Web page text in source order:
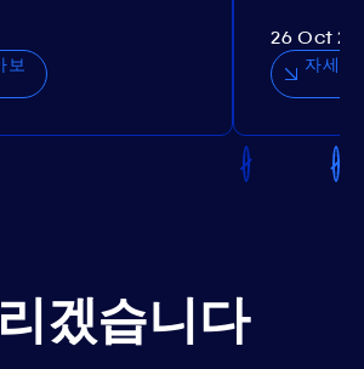
보
26 Oct
자세히
겠습니다